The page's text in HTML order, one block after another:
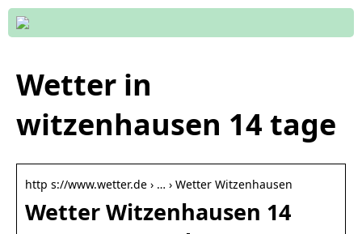
Wetter in
witzenhausen 14 tage
http s://www.wetter.de › … › Wetter Witzenhausen
Wetter Witzenhausen 14